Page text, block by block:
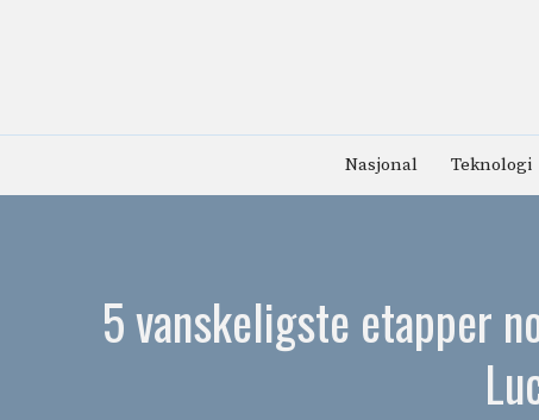
Nasjonal Teknologi
5 vanskeligste etapper